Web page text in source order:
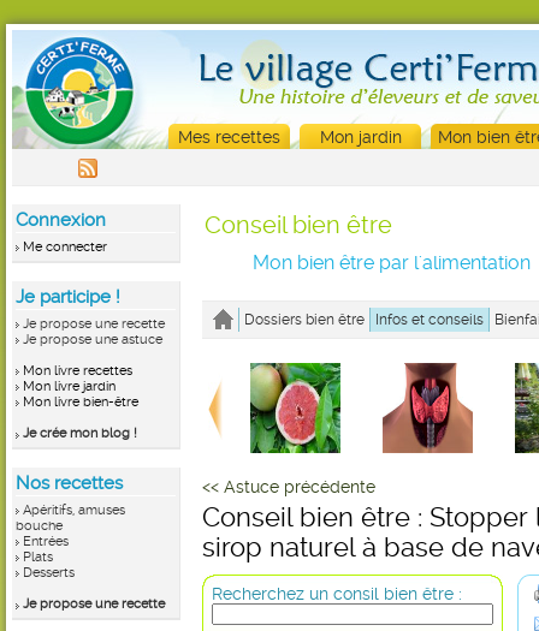
Mes recettes Mon jardin Mon bien
Connexion
Me connecter
Je participe !
Je propose une recette
Je propose une astuce
Mon livre recettes
Mon livre jardin
Mon livre bien-être
Je crée mon blog !
Nos recettes
Apéritifs, amuses
bouche
Entrées
Plats
Desserts
Je propose une recette
Conseil bien être
Mon bien être par l'alimentation
Dossiers bien être Infos et conseils
<< Astuce précédente
Conseil bien être : Stopper
sirop naturel à base de
Recherchez un consil bien être :